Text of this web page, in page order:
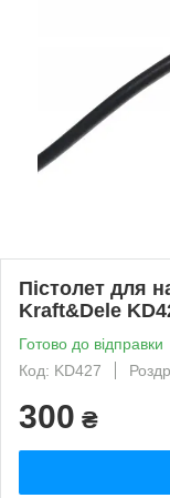
Пістолет для
Kraft&Dele
Готово до відправки
Код: KD427
300 ₴